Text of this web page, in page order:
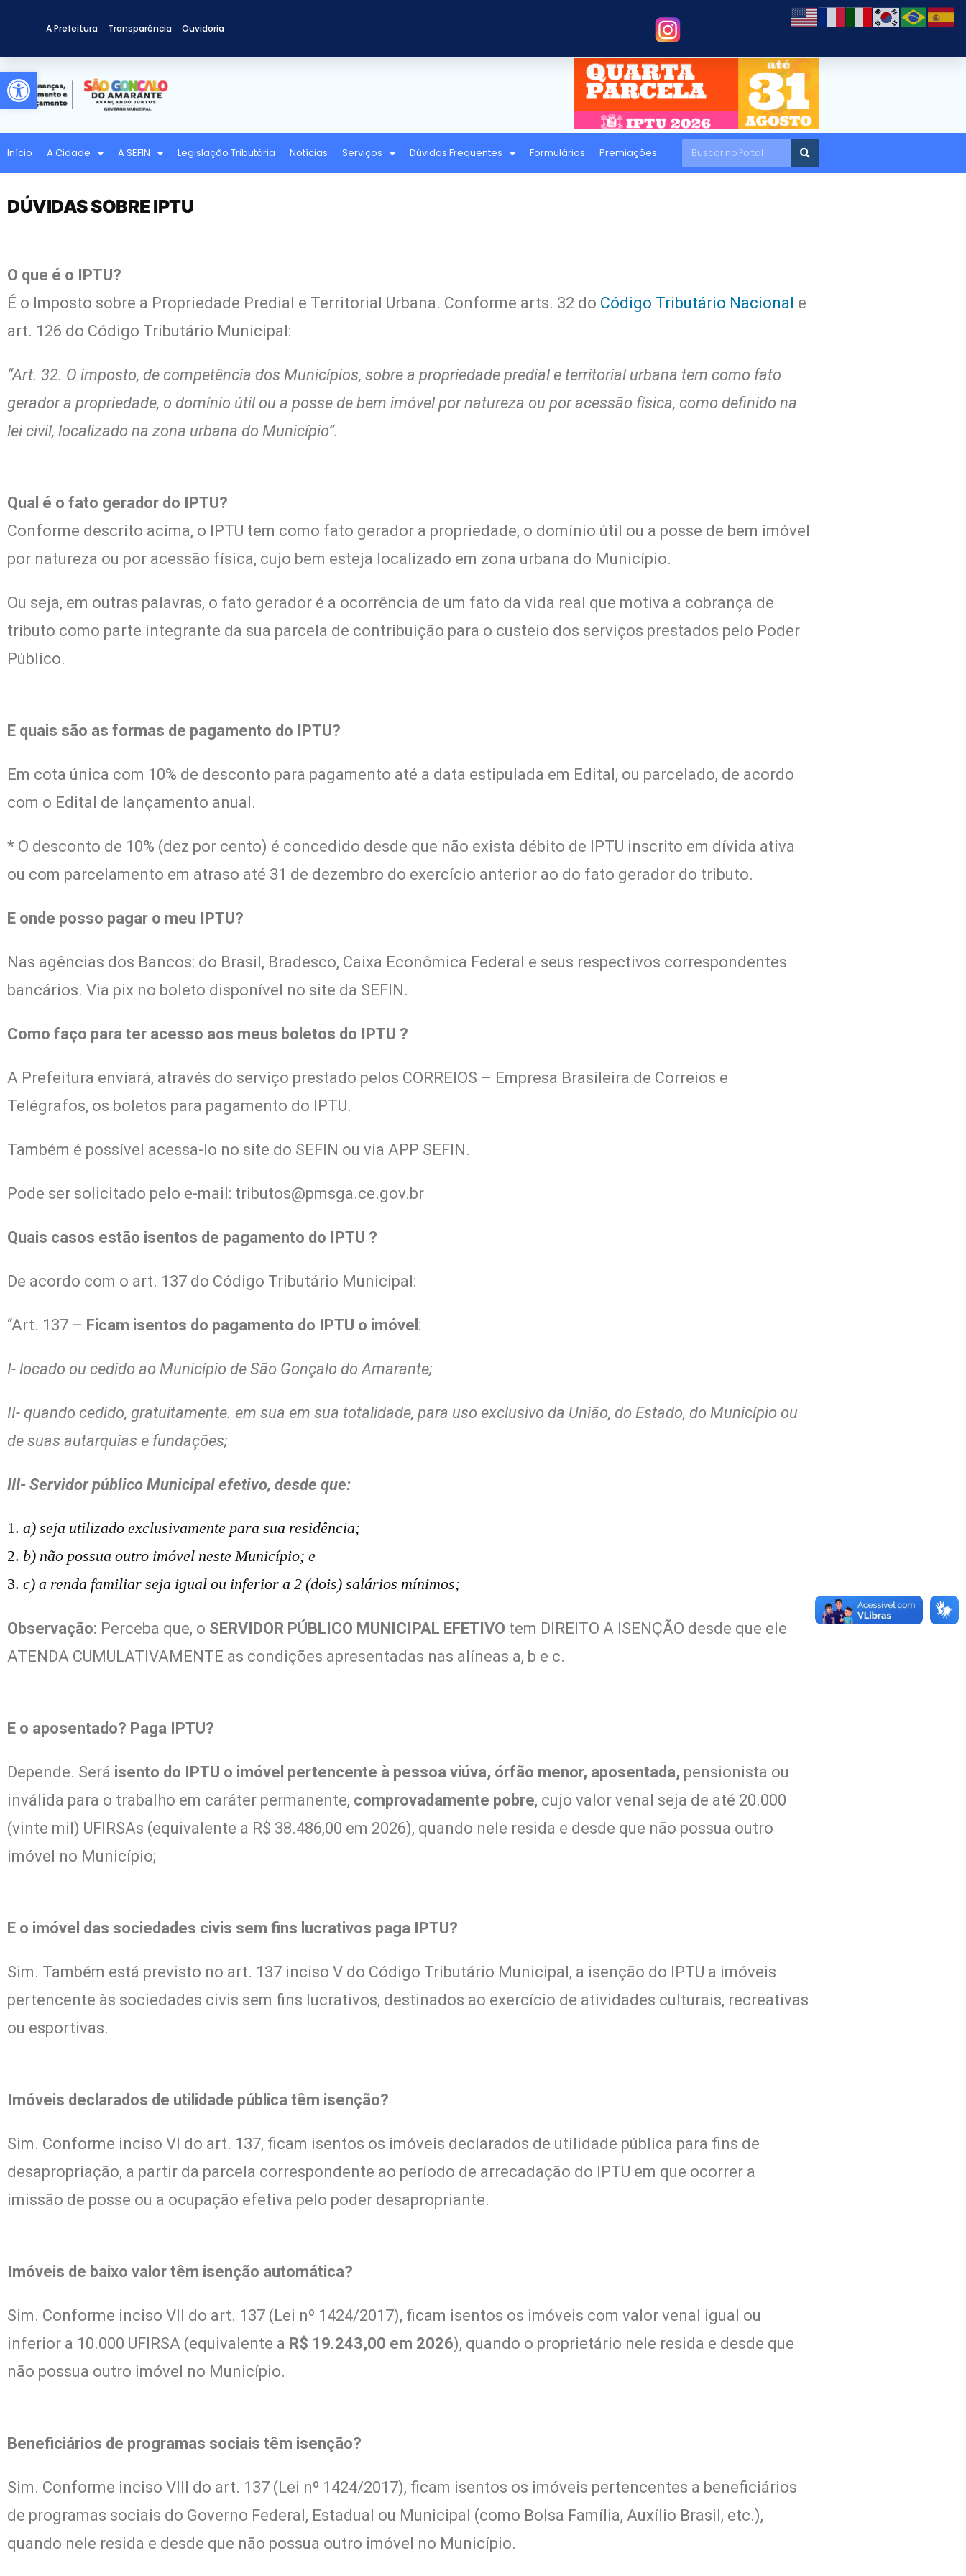
Abrir a barra de ferramentas
A Prefeitura Transparência Ouvidoria
Início A Cidade A SEFIN Legislação Tributária Notícias Serviços Dúvidas Frequentes Formulários Premiações
DÚVIDAS SOBRE IPTU
O que é o IPTU?
É o Imposto sobre a Propriedade Predial e Territorial Urbana. Conforme arts. 32 do Código Tributário Nacional e
art. 126 do Código Tributário Municipal:
“Art. 32. O imposto, de competência dos Municípios, sobre a propriedade predial e territorial urbana tem como fato
gerador a propriedade, o domínio útil ou a posse de bem imóvel por natureza ou por acessão física, como definido na
lei civil, localizado na zona urbana do Município”.
Qual é o fato gerador do IPTU?
Conforme descrito acima, o IPTU tem como fato gerador a propriedade, o domínio útil ou a posse de bem imóvel
por natureza ou por acessão física, cujo bem esteja localizado em zona urbana do Município.
Ou seja, em outras palavras, o fato gerador é a ocorrência de um fato da vida real que motiva a cobrança de
tributo como parte integrante da sua parcela de contribuição para o custeio dos serviços prestados pelo Poder
Público.
E quais são as formas de pagamento do IPTU?
Em cota única com 10% de desconto para pagamento até a data estipulada em Edital, ou parcelado, de acordo
com o Edital de lançamento anual.
* O desconto de 10% (dez por cento) é concedido desde que não exista débito de IPTU inscrito em dívida ativa
ou com parcelamento em atraso até 31 de dezembro do exercício anterior ao do fato gerador do tributo.
E onde posso pagar o meu IPTU?
Nas agências dos Bancos: do Brasil, Bradesco, Caixa Econômica Federal e seus respectivos correspondentes
bancários. Via pix no boleto disponível no site da SEFIN.
Como faço para ter acesso aos meus boletos do IPTU ?
A Prefeitura enviará, através do serviço prestado pelos CORREIOS – Empresa Brasileira de Correios e
Telégrafos, os boletos para pagamento do IPTU.
Também é possível acessa-lo no site do SEFIN ou via APP SEFIN.
Pode ser solicitado pelo e-mail: tributos@pmsga.ce.gov.br
Quais casos estão isentos de pagamento do IPTU ?
De acordo com o art. 137 do Código Tributário Municipal:
“Art. 137 – Ficam isentos do pagamento do IPTU o imóvel :
I- locado ou cedido ao Município de São Gonçalo do Amarante;
II- quando cedido, gratuitamente. em sua em sua totalidade, para uso exclusivo da União, do Estado, do Município ou
de suas autarquias e fundações;
III- Servidor público Municipal efetivo, desde que:
a) seja utilizado exclusivamente para sua residência;
b) não possua outro imóvel neste Município; e
c) a renda familiar seja igual ou inferior a 2 (dois) salários mínimos;
Observação: Perceba que, o SERVIDOR PÚBLICO MUNICIPAL EFETIVO tem DIREITO A ISENÇÃO desde que ele
ATENDA CUMULATIVAMENTE as condições apresentadas nas alíneas a, b e c.
E o aposentado? Paga IPTU?
Depende. Será isento do IPTU o imóvel pertencente à pessoa viúva, órfão menor, aposentada, pensionista ou
inválida para o trabalho em caráter permanente, comprovadamente pobre, cujo valor venal seja de até 20.000
(vinte mil) UFIRSAs (equivalente a R$ 38.486,00 em 2026), quando nele resida e desde que não possua outro
imóvel no Município;
E o imóvel das sociedades civis sem fins lucrativos paga IPTU?
Sim. Também está previsto no art. 137 inciso V do Código Tributário Municipal, a isenção do IPTU a imóveis
pertencente às sociedades civis sem fins lucrativos, destinados ao exercício de atividades culturais, recreativas
ou esportivas.
Imóveis declarados de utilidade pública têm isenção?
Sim. Conforme inciso VI do art. 137, ficam isentos os imóveis declarados de utilidade pública para fins de
desapropriação, a partir da parcela correspondente ao período de arrecadação do IPTU em que ocorrer a
imissão de posse ou a ocupação efetiva pelo poder desapropriante.
Imóveis de baixo valor têm isenção automática?
Sim. Conforme inciso VII do art. 137 (Lei nº 1424/2017), ficam isentos os imóveis com valor venal igual ou
inferior a 10.000 UFIRSA (equivalente a R$ 19.243,00 em 2026), quando o proprietário nele resida e desde que
não possua outro imóvel no Município.
Beneficiários de programas sociais têm isenção?
Sim. Conforme inciso VIII do art. 137 (Lei nº 1424/2017), ficam isentos os imóveis pertencentes a beneficiários
de programas sociais do Governo Federal, Estadual ou Municipal (como Bolsa Família, Auxílio Brasil, etc.),
quando nele resida e desde que não possua outro imóvel no Município.